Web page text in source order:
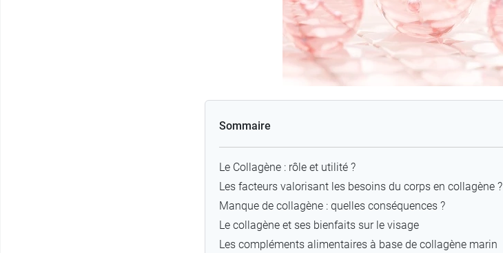
Sommaire
Le Collagène : rôle et utilité ?
Les facteurs valorisant les besoins du corps en collagène ?
Manque de collagène : quelles conséquences ?
Le collagène et ses bienfaits sur le visage
Les compléments alimentaires à base de collagène marin